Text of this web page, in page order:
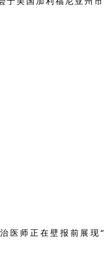
医师正在壁报前展现